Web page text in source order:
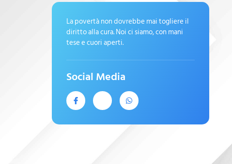
La povertà non dovrebbe mai togliere il
diritto alla cura. Noi ci siamo, con mani
tese e cuori aperti.
Social Media